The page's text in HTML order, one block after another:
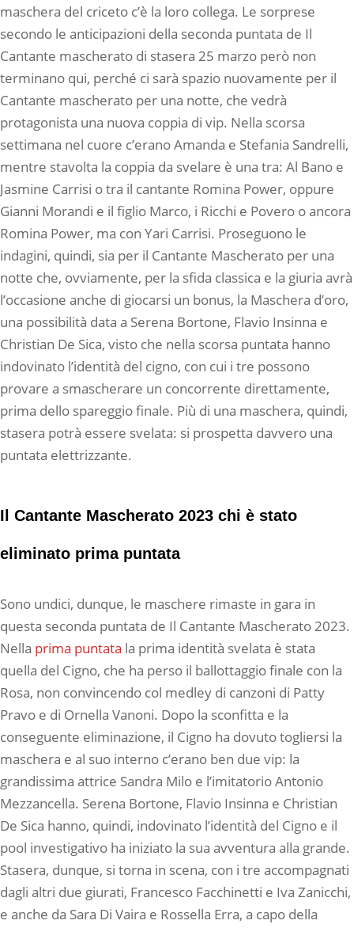
maschera del criceto c’è la loro collega. Le sorprese
secondo le anticipazioni della seconda puntata de Il
Cantante mascherato di stasera 25 marzo però non
terminano qui, perché ci sarà spazio nuovamente per il
Cantante mascherato per una notte, che vedrà
protagonista una nuova coppia di vip. Nella scorsa
settimana nel cuore c’erano Amanda e Stefania Sandrelli,
mentre stavolta la coppia da svelare è una tra: Al Bano e
Jasmine Carrisi o tra il cantante Romina Power, oppure
Gianni Morandi e il figlio Marco, i Ricchi e Povero o ancora
Romina Power, ma con Yari Carrisi. Proseguono le
indagini, quindi, sia per il Cantante Mascherato per una
notte che, ovviamente, per la sfida classica e la giuria avrà
l’occasione anche di giocarsi un bonus, la Maschera d’oro,
una possibilità data a Serena Bortone, Flavio Insinna e
Christian De Sica, visto che nella scorsa puntata hanno
indovinato l’identità del cigno, con cui i tre possono
provare a smascherare un concorrente direttamente,
prima dello spareggio finale. Più di una maschera, quindi,
stasera potrà essere svelata: si prospetta davvero una
puntata elettrizzante.
Il Cantante Mascherato 2023 chi è stato
eliminato prima puntata
Sono undici, dunque, le maschere rimaste in gara in
questa seconda puntata de Il Cantante Mascherato 2023.
Nella prima puntata la prima identità svelata è stata
quella del Cigno, che ha perso il ballottaggio finale con la
Rosa, non convincendo col medley di canzoni di Patty
Pravo e di Ornella Vanoni. Dopo la sconfitta e la
conseguente eliminazione, il Cigno ha dovuto togliersi la
maschera e al suo interno c’erano ben due vip: la
grandissima attrice Sandra Milo e l’imitatorio Antonio
Mezzancella. Serena Bortone, Flavio Insinna e Christian
De Sica hanno, quindi, indovinato l’identità del Cigno e il
pool investigativo ha iniziato la sua avventura alla grande.
Stasera, dunque, si torna in scena, con i tre accompagnati
dagli altri due giurati, Francesco Facchinetti e Iva Zanicchi,
e anche da Sara Di Vaira e Rossella Erra, a capo della